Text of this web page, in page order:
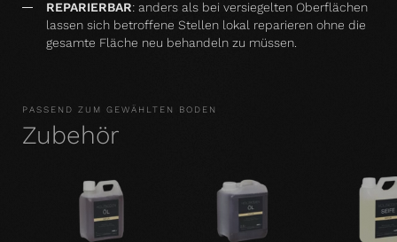
REPARIERBAR: anders als bei versiegelten Oberflächen
lassen sich betroffene Stellen lokal reparieren ohne die
gesamte Fläche neu behandeln zu müssen.
PASSEND ZUM GEWÄHLTEN BODEN
Zubehör